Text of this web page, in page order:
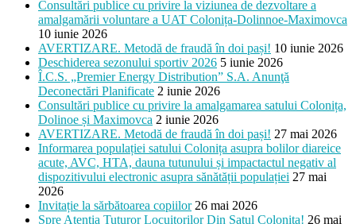
Consultări publice cu privire la viziunea de dezvoltare a
amalgamării voluntare a UAT Colonița-Dolinnoe-Maximovca
10 iunie 2026
AVERTIZARE. Metodă de fraudă în doi pași! 10 iunie 2026
Deschiderea sezonului sportiv 2026 5 iunie 2026
Î.C.S. „Premier Energy Distribution” S.A. Anunţă
Deconectări Planificate 2 iunie 2026
Consultări publice cu privire la amalgamarea satului Colonița,
Dolinoe și Maximovca 2 iunie 2026
AVERTIZARE. Metodă de fraudă în doi pași! 27 mai 2026
Informarea populației satului Colonița asupra bolilor diareice
acute, AVC, HTA, dauna tutunului și impactactul negativ al
dispozitivului electronic asupra sănătății populației 27 mai
2026
Invitație la sărbătoarea copiilor 26 mai 2026
Spre Atenția Tuturor Locuitorilor Din Satul Colonița! 26 mai